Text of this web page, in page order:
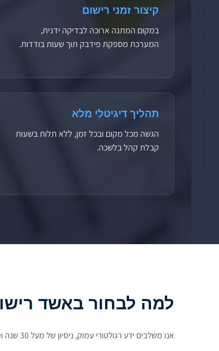
קיצור זמני רישום
במקום המתנה ארוכה לבדיקה ידנית,
המערכת מספקת פידבק תוך שעות בודדות.
תהליך דיגיטלי מלא
הגשה מכל מקום ובכל זמן, ללא תלות בשעות
קבלת קהל בלשכה.
למה לבחור באשד
אנו משלבים ידע רגולטורי עמוק, ניסיון של מעל 30 שנה וטכנולוגיה מתקדמת.